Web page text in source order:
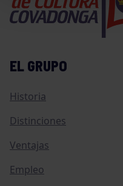
EL GRUPO
Historia
Distinciones
Ventajas
Empleo